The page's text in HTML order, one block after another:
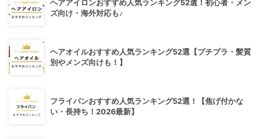
ヘアアイロンおすすめ人気ランキング52選！初心者・メン
ズ向け・海外対応も♪
ヘアオイルおすすめ人気ランキング52選【プチプラ・髪質
別やメンズ向けも！】
フライパンおすすめ人気ランキング52選！【焦げ付かな
い・長持ち！2026最新】